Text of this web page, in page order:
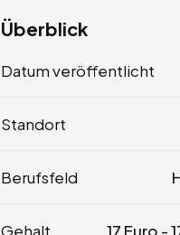
Überblick
Datum veröffentlicht
Standort
Berufsfeld
Gehalt 17 Euro -